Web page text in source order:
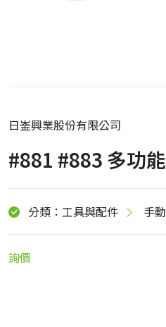
日崟興業股份有限公司
#881 #883 多功
分類：工具與配件 手
詢價